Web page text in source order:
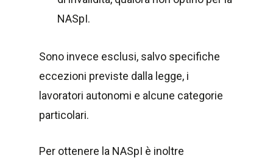
NASpI.
Sono invece esclusi, salvo specifiche
eccezioni previste dalla legge, i
lavoratori autonomi e alcune categorie
particolari.
Per ottenere la NASpI è inoltre